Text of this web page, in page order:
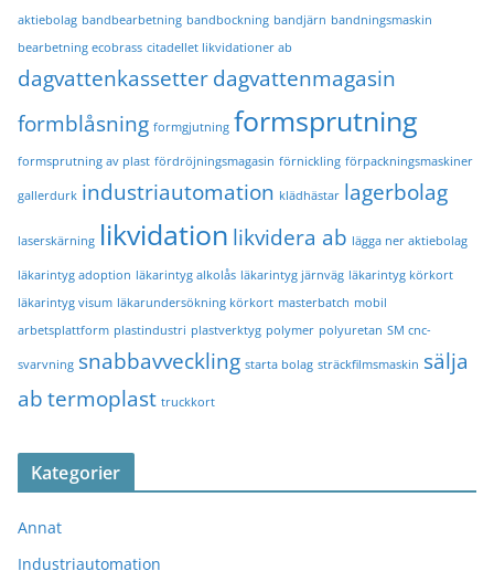
aktiebolag bandbearbetning bandbockning bandjärn bandningsmaskin
bearbetning ecobrass citadellet likvidationer ab
dagvattenkassetterdagvattenmagasin
formblåsning formgjutning formsprutning
formsprutning av plast fördröjningsmagasin förnickling förpackningsmaskiner
gallerdurk industriautomation klädhästar lagerbolag
laserskärning likvidation likvidera ab lägga ner aktiebolag
läkarintyg adoption läkarintyg alkolås läkarintyg järnväg läkarintyg körkort
läkarintyg visum läkarundersökning körkort masterbatch mobil
arbetsplattform plastindustri plastverktyg polymer polyuretan SM cnc-
svarvning snabbavveckling starta bolag sträckfilmsmaskin sälja
abtermoplast truckkort
Kategorier
Annat
Industriautomation